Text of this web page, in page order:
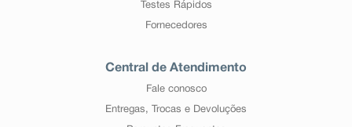
Testes Rápidos
Fornecedores
Central de Atendimento
Fale conosco
Entregas, Trocas e Devoluções